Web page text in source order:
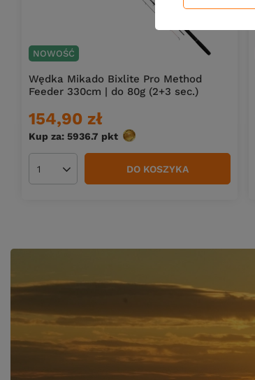
NOWOŚĆ
Wędka Mikado Bixlite Pro Method
Feeder 330cm | do 80g (2+3 sec.)
154,90 zł
Kup za: 5936.7 pkt punktów
Ilość produktów DO KOSZYKA